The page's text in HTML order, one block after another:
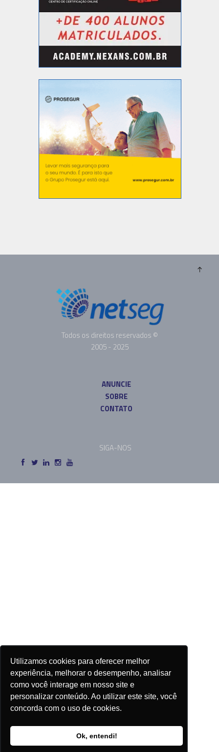
Utilizamos cookies para oferecer melhor
experiência, melhorar o desempenho, analisar
como você interage em nosso site e
personalizar conteúdo. Ao utilizar este site, você
concorda com o uso de cookies.
Ok, entendi!
Todos os direitos reservados ©
2005 - 2025
ANUNCIE
SOBRE
CONTATO
SIGA-NOS